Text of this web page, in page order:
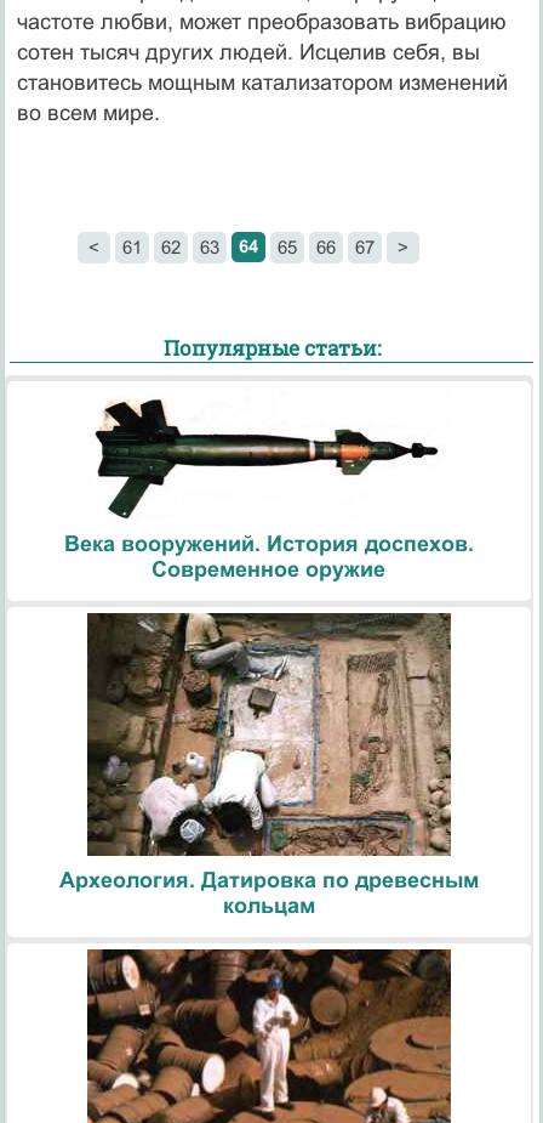
частоте любви, может преобразовать вибрацию
сотен тысяч других людей. Исцелив себя, вы
становитесь мощным катализатором изменений
во всем мире.
< 61 62 63 64 65 66 67 >
Популярные статьи:
Века вооружений. История доспехов.
Современное оружие
Археология. Датировка по древесным
кольцам